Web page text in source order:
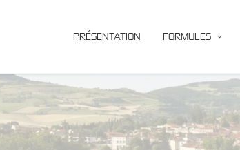
PRÉSENTATION FORMULES